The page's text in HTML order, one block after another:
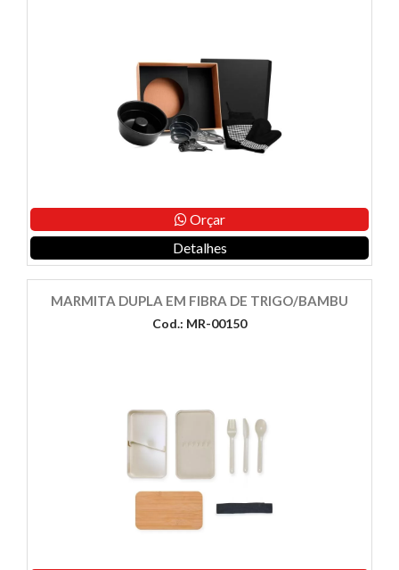
Orçar
Detalhes
MARMITA DUPLA EM FIBRA DE TRIGO/BAMBU
Cod.: MR-00150